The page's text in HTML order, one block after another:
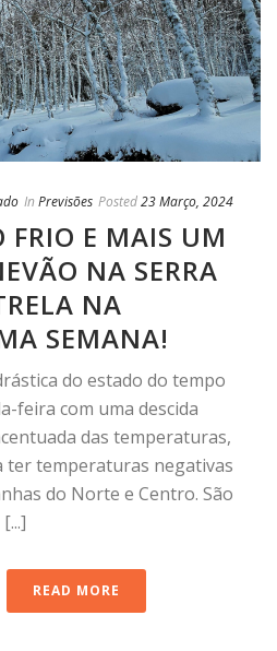
In Previsões Posted23 Março, 2024
FRIO E MAIS UM
NA SERRA
NA
SEMANA!
do estado do tempo
feira com uma descida
das temperaturas,
ter temperaturas negativas
do Norte e Centro. São
READ MORE